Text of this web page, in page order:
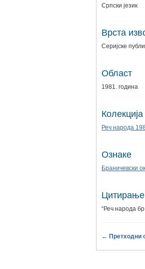
Српски језик
Врста
Серијске
Област
1981. година
Колекција
Реч народа
Ознаке
Браничевски
Цитирање
“Реч народа
← Претходни